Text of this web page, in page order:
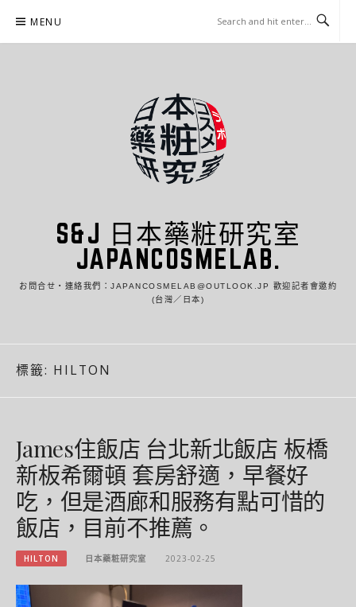
content
MENU
S&J 日本藥粧研究室
JAPANCOSMELAB.
お問合せ・連絡我們：JAPANCOSMELAB@OUTLOOK.JP 歡迎記者會邀約
(台灣／日本)
標籤: HILTON
James住飯店 台北新北飯店 板橋
新板希爾頓 套房舒適，早餐好
吃，但是酒廊和服務有點可惜的
飯店，目前不推薦。
HILTON 日本藥粧研究室 2023-02-25